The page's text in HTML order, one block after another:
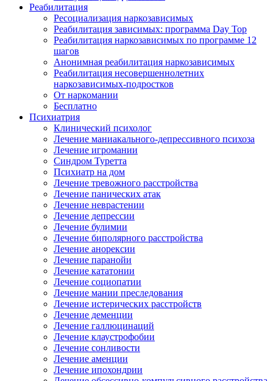
Реабилитация
Ресоциализация наркозависимых
Реабилитация зависимых: программа Day Top
Реабилитация наркозависимых по программе 12
шагов
Анонимная реабилитация наркозависимых
Реабилитация несовершеннолетних
наркозависимых-подростков
От наркомании
Бесплатно
Психиатрия
Клинический психолог
Лечение маниакального-депрессивного психоза
Лечение игромании
Синдром Туретта
Психиатр на дом
Лечение тревожного расстройства
Лечение панических атак
Лечение неврастении
Лечение депрессии
Лечение булимии
Лечение биполярного расстройства
Лечение анорексии
Лечение паранойи
Лечение кататонии
Лечение социопатии
Лечение мании преследования
Лечение истерических расстройств
Лечение деменции
Лечение галлюцинаций
Лечение клаустрофобии
Лечение сонливости
Лечение аменции
Лечение ипохондрии